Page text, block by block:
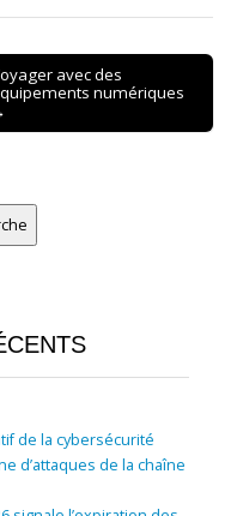
avec des
numériques
de la cybersécurité
d’attaques de la chaîne